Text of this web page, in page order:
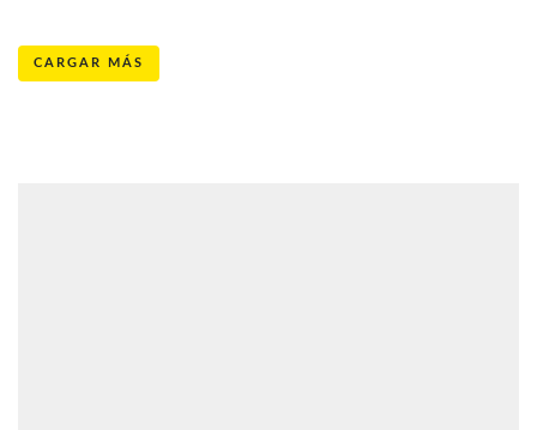
CARGAR MÁS